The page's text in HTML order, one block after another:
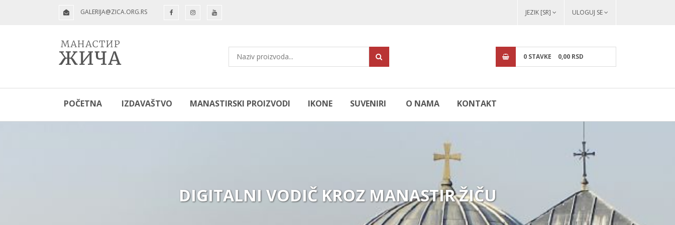
GALERIJA@ZICA.ORG.RS JEZIK [SR] ULOGUJ SE
0 STAVKE 0,00 RSD
POČETNA IZDAVAŠTVO MANASTIRSKI PROIZVODI IKONE SUVENIRI O NAMA KONTAKT
DIGITALNI VODIČ KROZ MANASTIR ŽIČU